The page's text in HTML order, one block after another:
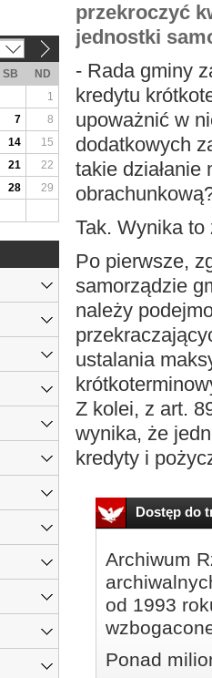
przekroczyć
jednostki
- Rada gminy
kredytu
upoważnić w
dodatkowych
takie
Tak. Wynika
Po pierwsze,
samorządzie
należy
ustalania
Z kolei, z art.
wynika, że
kredyty i
Dostęp do
Archiwum
od 1993
Ponad
SB
ND
1
7
8
14
15
21
22
28
29